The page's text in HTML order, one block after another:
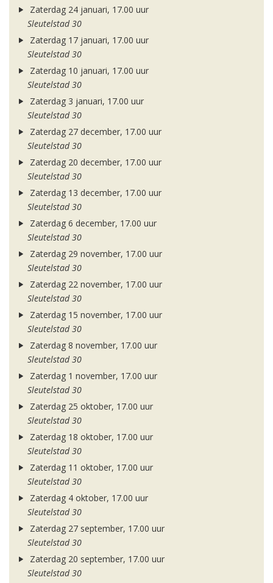
Zaterdag 24 januari, 17.00 uur
Sleutelstad 30
Zaterdag 17 januari, 17.00 uur
Sleutelstad 30
Zaterdag 10 januari, 17.00 uur
Sleutelstad 30
Zaterdag 3 januari, 17.00 uur
Sleutelstad 30
Zaterdag 27 december, 17.00 uur
Sleutelstad 30
Zaterdag 20 december, 17.00 uur
Sleutelstad 30
Zaterdag 13 december, 17.00 uur
Sleutelstad 30
Zaterdag 6 december, 17.00 uur
Sleutelstad 30
Zaterdag 29 november, 17.00 uur
Sleutelstad 30
Zaterdag 22 november, 17.00 uur
Sleutelstad 30
Zaterdag 15 november, 17.00 uur
Sleutelstad 30
Zaterdag 8 november, 17.00 uur
Sleutelstad 30
Zaterdag 1 november, 17.00 uur
Sleutelstad 30
Zaterdag 25 oktober, 17.00 uur
Sleutelstad 30
Zaterdag 18 oktober, 17.00 uur
Sleutelstad 30
Zaterdag 11 oktober, 17.00 uur
Sleutelstad 30
Zaterdag 4 oktober, 17.00 uur
Sleutelstad 30
Zaterdag 27 september, 17.00 uur
Sleutelstad 30
Zaterdag 20 september, 17.00 uur
Sleutelstad 30